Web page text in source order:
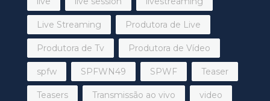
Live Streaming Produtora de Live
Produtora de Tv Produtora de Vídeo
spfw SPFWN49 SPWF Teaser
Teasers Transmissão ao vivo video